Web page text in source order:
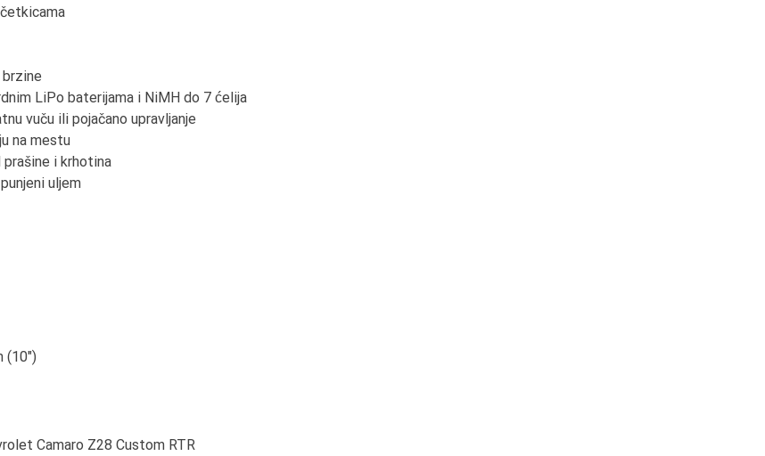
LiPo baterijama i NiMH do 7 ćelija
vuču ili pojačano upravljanje
na mestu
i krhotina
uljem
(10")
Camaro Z28 Custom RTR